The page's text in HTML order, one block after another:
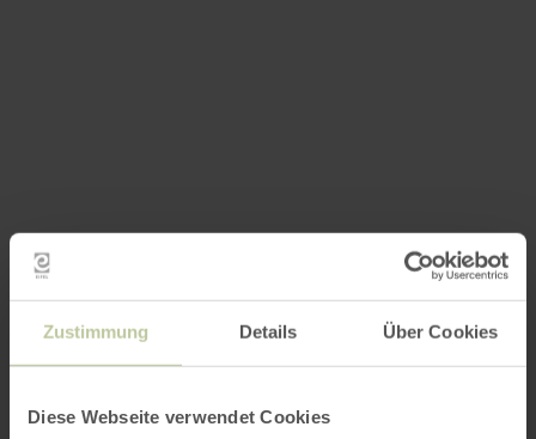
Zustimmung Details Über Cookies
Diese Webseite verwendet Cookies